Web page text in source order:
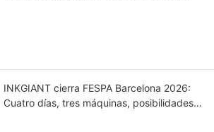
INKGIANT cierra FESPA Barcelona 2026:
Cuatro días, tres máquinas, posibilidades